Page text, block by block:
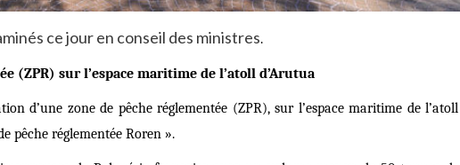
ce jour en conseil des ministres.
(ZPR) sur l’espace maritime de l’atoll d’Arutua
d’une zone de pêche réglementée (ZPR), sur l’espace maritime de l’atoll
pêche réglementée Roren ».